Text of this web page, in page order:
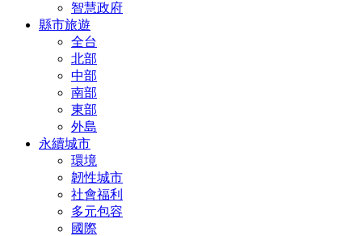
智慧政府
縣市旅遊
全台
北部
中部
南部
東部
外島
永續城市
環境
韌性城市
社會福利
多元包容
國際